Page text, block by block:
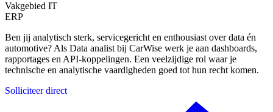
Vakgebied IT
ERP
Ben jij analytisch sterk, servicegericht en enthousiast over data én
automotive? Als Data analist bij CarWise werk je aan dashboards,
rapportages en API-koppelingen. Een veelzijdige rol waar je
technische en analytische vaardigheden goed tot hun recht komen.
Solliciteer direct